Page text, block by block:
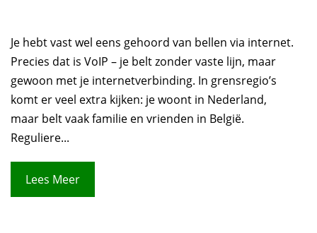
Je hebt vast wel eens gehoord van bellen via internet.
Precies dat is VoIP – je belt zonder vaste lijn, maar
gewoon met je internetverbinding. In grensregio’s
komt er veel extra kijken: je woont in Nederland,
maar belt vaak familie en vrienden in België.
Reguliere...
Lees Meer